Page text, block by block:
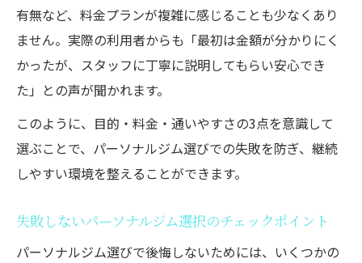
パーソナルジムでダイエットを継続する習
慣化の秘訣
セミパーソナルジムと個別指導の違いと効
果比較
自分に合うパーソナルジムの条件を考える
パーソナルジム選びで妥協しない条件の見
極め方
ソナルジム
トレーナーの資格や評判を重視した選び方
有無など、料金プランが複雑に感じることも少なくあり
ません。実際の利用者からも「最初は金額が分かりにく
かったが、スタッフに丁寧に説明してもらい安心でき
た」との声が聞かれます。
このように、目的・料金・通いやすさの3点を意識して
選ぶことで、パーソナルジム選びでの失敗を防ぎ、継続
しやすい環境を整えることができます。
失敗しないパーソナルジム選択のチェックポイント
パーソナルジム選びで後悔しないためには、いくつかの